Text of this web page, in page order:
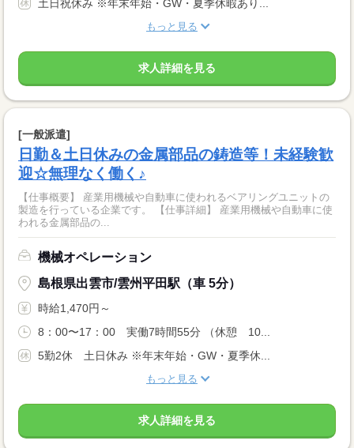
土日祝休み ※年末年始・GW・夏季休暇あり...
もっと見る
求人詳細を見る
[一般派遣]
日勤＆土日休みの金属部品の鋳造等！未経験歓
迎☆無理なく働く♪
【仕事概要】 産業用機械や自動車に使われるベアリングユニットの
製造を行っている企業です。 【仕事詳細】 産業用機械や自動車に使
われる金属部品の...
機械オペレーション
島根県出雲市/雲州平田駅（車 5分）
時給1,470円～
8：00〜17：00 実働7時間55分 （休憩 10...
5勤2休 土日休み ※年末年始・GW・夏季休...
もっと見る
求人詳細を見る